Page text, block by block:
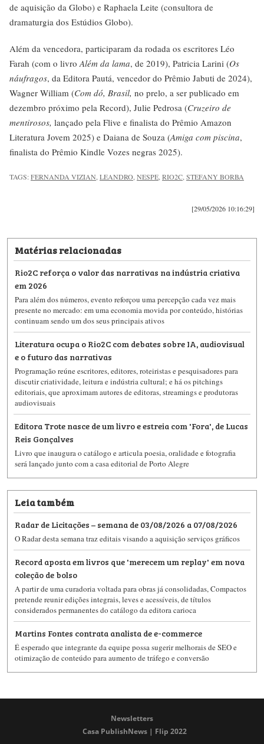
de aquisição da Globo) e Raphaela Leite (consultora de
dramaturgia dos Estúdios Globo).
Além da vencedora, participaram da rodada os escritores Léo
Farah (com o livro Além da lama, de 2019), Patricia Larini (Os
náufragos, da Editora Pautá, vencedor do Prêmio Jabuti de 2024),
Wagner William (Com dó, Brasil, no prelo, a ser publicado em
dezembro próximo pela Record), Julie Pedrosa (Cruzeiro de
mentirosos, lançado pela Flive e finalista do Prêmio Amazon
Literatura Jovem 2025) e Daiana de Souza (Amiga com piscina,
finalista do Prêmio Kindle Vozes negras 2025).
TAGS:FERNANDA VIZIAN LEANDRO NESPE RIO2C STEFANY BORBA
[29/05/2026 10:16:29]
Matérias relacionadas
Rio2C reforça o valor das narrativas na indústria criativa
em 2026
Para além dos números, evento reforçou uma percepção cada vez mais
presente no mercado: em uma economia movida por conteúdo, histórias
continuam sendo um dos seus principais ativos
Literatura ocupa o Rio2C com debates sobre IA, audiovisual
e o futuro das narrativas
Programação reúne escritores, editores, roteiristas e pesquisadores para
discutir criatividade, leitura e indústria cultural; e há os pitchings
editoriais, que aproximam autores de editoras, streamings e produtoras
audiovisuais
Editora Trote nasce de um livro e estreia com 'Fora', de Lucas
Reis Gonçalves
Livro que inaugura o catálogo e articula poesia, oralidade e fotografia
será lançado junto com a casa editorial de Porto Alegre
Leia também
Radar de Licitações – semana de 03/08/2026 a 07/08/2026
O Radar desta semana traz editais visando a aquisição serviços gráficos
Record aposta em livros que 'merecem um replay' em nova
coleção de bolso
A partir de uma curadoria voltada para obras já consolidadas, Compactos
pretende reunir edições integrais, leves e acessíveis, de títulos
considerados permanentes do catálogo da editora carioca
Martins Fontes contrata analista de e-commerce
É esperado que integrante da equipe possa sugerir melhorais de SEO e
otimização de conteúdo para aumento de tráfego e conversão
Newsletters
Casa PublishNews | Flip 2022